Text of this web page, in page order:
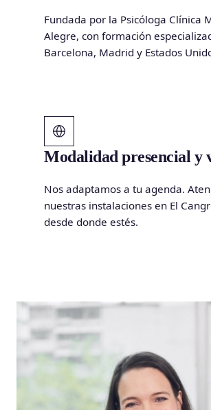
Fundada por la Psicóloga Clínica
Alegre, con formación
Barcelona, Madrid y Estados
Modalidad presencial y
Nos adaptamos a tu agenda.
nuestras instalaciones en El
desde donde estés.